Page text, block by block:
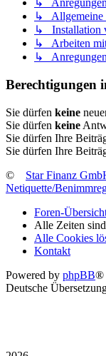
↳ Anregungen
↳ Allgemeine
↳ Installation
↳ Arbeiten mit
↳ Anregungen
Berechtigungen
Sie dürfen keine
Sie dürfen keine
Sie dürfen Ihre
Sie dürfen Ihre
©
Star Finanz
Netiquette/
Foren-
Alle Zeiten sind
Alle Cookies
Kontakt
Powered by phpBB®
Deutsche